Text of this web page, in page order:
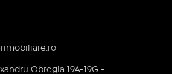
Obregia 19A-19G -